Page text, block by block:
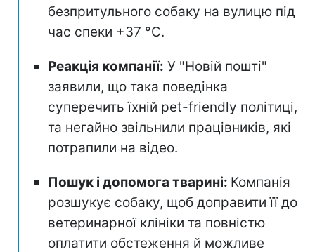
безпритульного собаку на вулицю під
час спеки +37 °C.
Реакція компанії: У "Новій пошті"
заявили, що така поведінка
суперечить їхній pet-friendly політиці,
та негайно звільнили працівників, які
потрапили на відео.
Пошук і допомога тварині: Компанія
розшукує собаку, щоб доправити її до
ветеринарної клініки та повністю
оплатити обстеження й можливе